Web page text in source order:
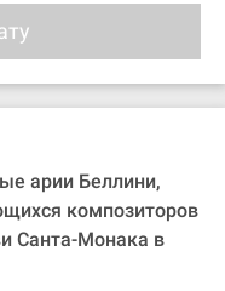
арии Беллини,
композиторов
Санта-Монака в